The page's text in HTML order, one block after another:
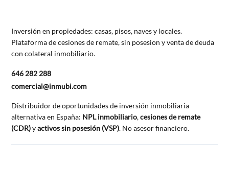
Inversión en propiedades: casas, pisos, naves y locales.
Plataforma de cesiones de remate, sin posesion y venta de deuda
con colateral inmobiliario.
646 282 288
comercial@inmubi.com
Distribuidor de oportunidades de inversión inmobiliaria
alternativa en España: NPL inmobiliario,cesiones de remate
(CDR)yactivos sin posesión (VSP). No asesor financiero.